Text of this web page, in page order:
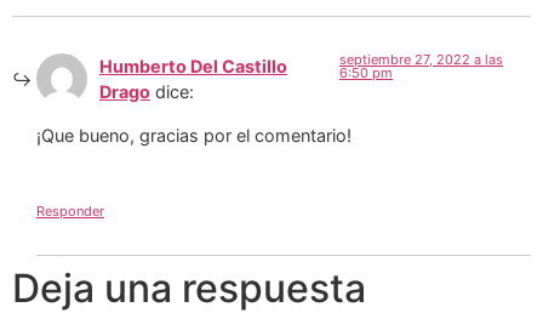
Humberto Del Castillo
Drago dice:
septiembre 27, 2022 a las
6:50 pm
¡Que bueno, gracias por el comentario!
Responder
Deja una respuesta